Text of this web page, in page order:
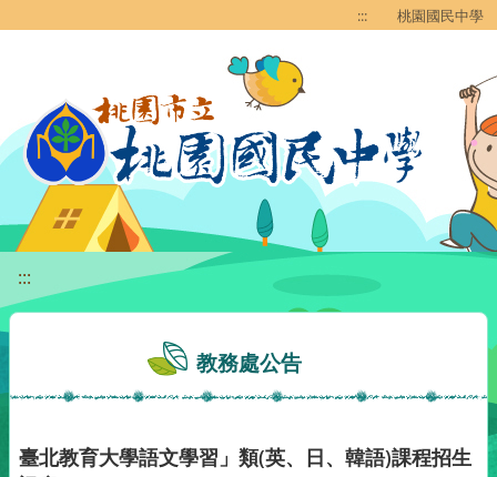
::: 桃園國民中學
:::
教務處公告
臺北教育大學語文學習」類(英、日、韓語)課程招生